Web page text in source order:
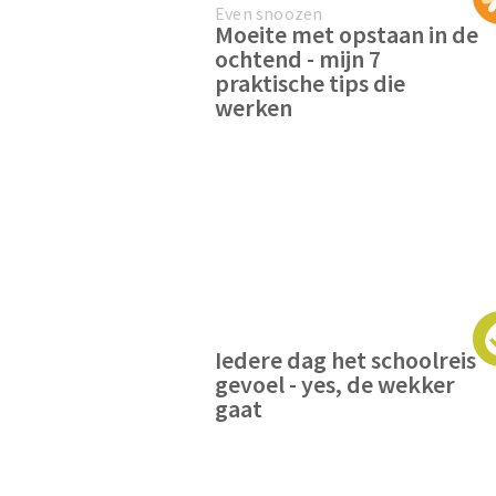
Even snoozen
Moeite met opstaan in de
ochtend - mijn 7
praktische tips die
werken
Iedere dag het schoolreis
gevoel - yes, de wekker
gaat